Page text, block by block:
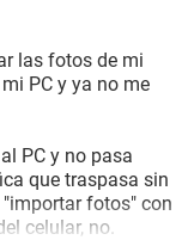
las fotos de mi
PC y ya no me
PC y no pasa
que traspasa sin
"importar fotos" con
celular, no.